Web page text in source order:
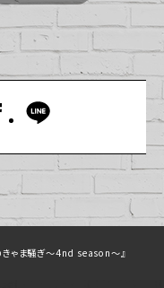
きゃま騒ぎ〜4nd season〜』